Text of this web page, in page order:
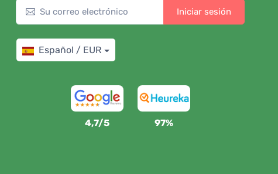
Iniciar sesión
Español / EUR
4,7/5 97%